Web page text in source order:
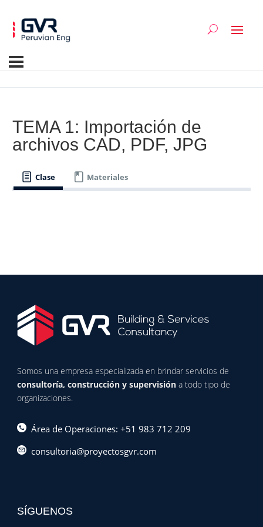
TEMA 1: Importación de
archivos CAD, PDF, JPG
Clase Materiales
Somos una empresa especializada en brindar servicios de
consultoría, construcción y supervisión a todo tipo de
organizaciones.
Área de Operaciones: +51 983 712 209
consultoria@proyectosgvr.com
SÍGUENOS